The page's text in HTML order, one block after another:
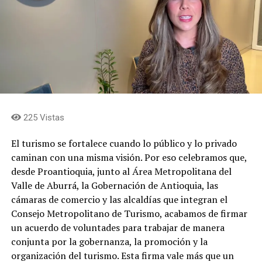
consciente del impacto de participar y promover el
debate democrático desde un medio de comunicación
Ahora, gracias a la generosidad del presidente electo De
la Espriella, asumiré una nueva responsabilidad de
servicio a Colombia desde el Ministerio de Cultura, un
por mi perfil, tan criticado por algunos para asumir esa
Creo que la cultura es un tema transversal que habilita
la creación y recreación de la identidad de las Naciones,
es su alma; es una gran industria que permite la
diversificación de la economía, aportando al
crecimiento económico, la generación de empleo y la
innovación social; es una gran herramienta diplomática
(soft power), porque es la mejor manera de llegar e
influir en otros países; es una forma de preservar el
225 Vistas
El turismo se fortalece cuando lo público y lo privado
caminan con una misma visión. Por eso celebramos que,
desde Proantioquia, junto al Área Metropolitana del
Valle de Aburrá, la Gobernación de Antioquia, las
cámaras de comercio y las alcaldías que integran el
Consejo Metropolitano de Turismo, acabamos de firmar
un acuerdo de voluntades para trabajar de manera
conjunta por la gobernanza, la promoción y la
organización del turismo. Esta firma vale más que un